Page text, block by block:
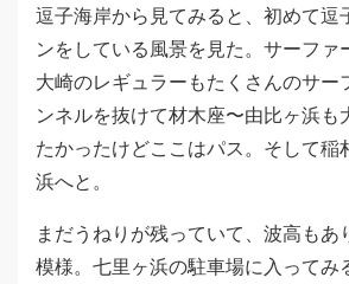
逗子海岸から見てみると、初めて逗
ンをしている風景を見た。サーファ
大崎のレギュラーもたくさんのサー
ンネルを抜けて材木座〜由比ヶ浜も
たかったけどここはパス。そして稲
浜へと。
まだうねりが残っていて、波高もあ
模様。七里ヶ浜の駐車場に入ってみ